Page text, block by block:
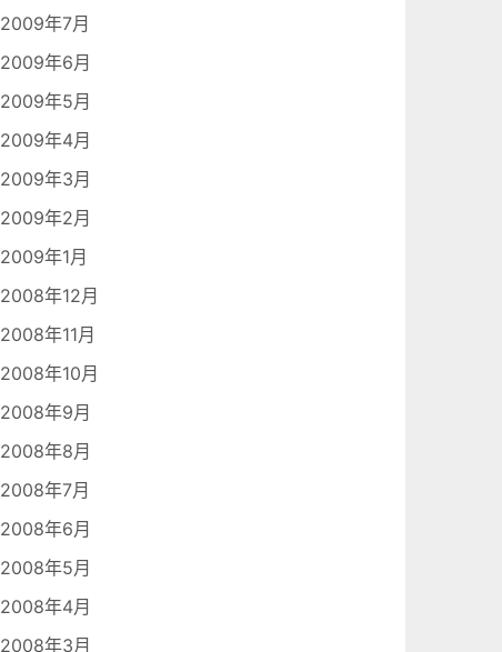
2009年7月
2009年6月
2009年5月
2009年4月
2009年3月
2009年2月
2009年1月
2008年12月
2008年11月
2008年10月
2008年9月
2008年8月
2008年7月
2008年6月
2008年5月
2008年4月
2008年3月